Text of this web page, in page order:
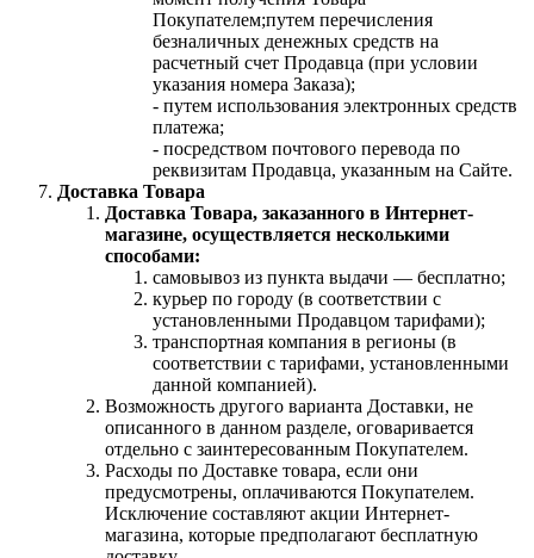
Покупателем;путем перечисления
безналичных денежных средств на
расчетный счет Продавца (при условии
указания номера Заказа);
- путем использования электронных средств
платежа;
- посредством почтового перевода по
реквизитам Продавца, указанным на Сайте.
Доставка Товара
Доставка Товара, заказанного в Интернет-
магазине, осуществляется несколькими
способами:
самовывоз из пункта выдачи — бесплатно;
курьер по городу (в соответствии с
установленными Продавцом тарифами);
транспортная компания в регионы (в
соответствии с тарифами, установленными
данной компанией).
Возможность другого варианта Доставки, не
описанного в данном разделе, оговаривается
отдельно с заинтересованным Покупателем.
Расходы по Доставке товара, если они
предусмотрены, оплачиваются Покупателем.
Исключение составляют акции Интернет-
магазина, которые предполагают бесплатную